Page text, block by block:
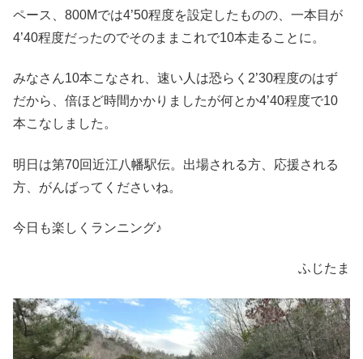
ペース、800Mでは4’50程度を設定したものの、一本目が
4’40程度だったのでそのままこれで10本走ることに。
みなさん10本こなされ、速い人は恐らく2’30程度のはず
だから、倍ほど時間かかりましたが何とか4’40程度で10
本こなしました。
明日は第70回近江八幡駅伝。出場される方、応援される
方、がんばってくださいね。
今日も楽しくランニング♪
ふじたま